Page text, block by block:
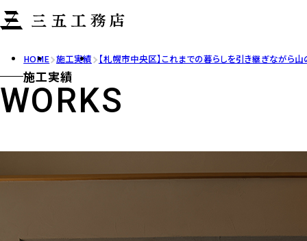
HOME 施工実績 【札幌市中央区】これまでの暮らしを引き継ぎながら
施工実績
WORKS
注文住宅
注文住宅
注文住宅